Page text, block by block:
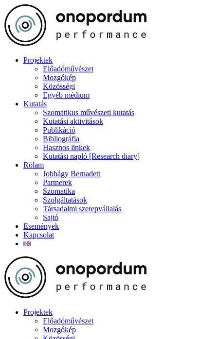
Projektek
Előadóművészet
Mozgókép
Közösségi
Egyéb médium
Kutatás
Szomatikus művészeti kutatás
Kutatási aktivitások
Publikáció
Bibliográfia
Hasznos linkek
Kutatási napló [Research diary]
Rólam
Jobbágy Bernadett
Partnerek
Szomatika
Szolgáltatások
Társadalmi szerepvállalás
Sajtó
Események
Kapcsolat
Projektek
Előadóművészet
Mozgókép